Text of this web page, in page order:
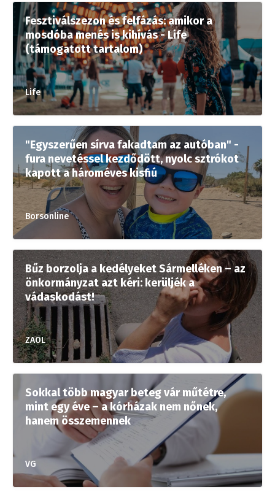
Fesztiválszezon és felfázás: amikor a
mosdóba menés is kihívás - Life
(támogatott tartalom)
Life
"Egyszerűen sírva fakadtam az autóban" -
fura nevetéssel kezdődött, nyolc sztrókot
kapott a hároméves kisfiú
Borsonline
Bűz borzolja a kedélyeket Sármelléken – az
önkormányzat azt kéri: kerüljék a
vádaskodást!
ZAOL
Sokkal több magyar beteg vár műtétre,
mint egy éve – a kórházak nem nőnek,
hanem összemennek
VG